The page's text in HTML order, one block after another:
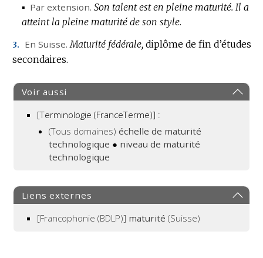
▪ Par extension. Son talent est en pleine maturité. Il a
atteint la pleine maturité de son style.
3. En Suisse. Maturité fédérale, diplôme de fin d’études
secondaires.
Voir aussi
[Terminologie (FranceTerme)] :
(Tous domaines)échelle de maturité
technologique ● niveau de maturité
technologique
Liens externes
[Francophonie (BDLP)] maturité (Suisse)